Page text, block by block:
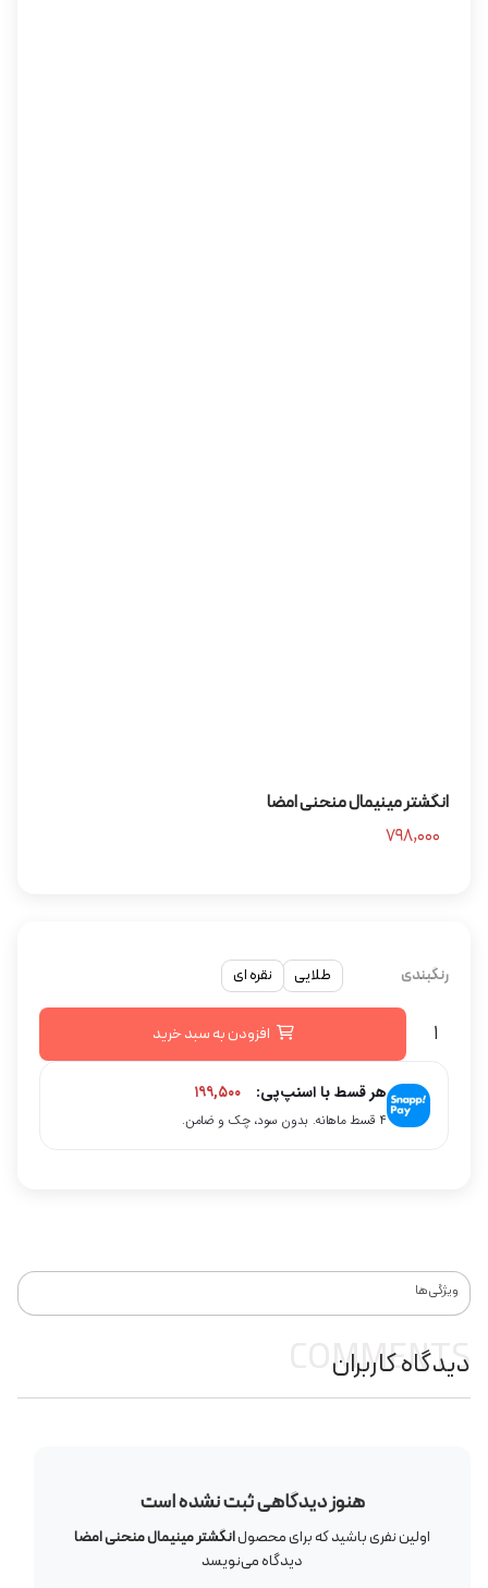
انگشتر مینیمال منحنی امضا
رنگبندی طلایی نقره ای
افزودن به سبد خرید
هر قسط با اسنپ‌پی:
۴ قسط ماهانه. بدون سود، چک و ضامن.
ویژگی‌ها
دیدگاه کاربران
COMMENTS
هنوز دیدگاهی ثبت نشده است
اولین نفری باشید که برای محصولانگشتر مینیمال منحنی امضا
دیدگاه می‌نویسد